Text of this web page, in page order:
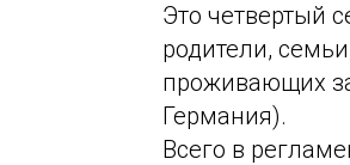
Это четвертый
родители,
проживающих
Германия).
Всего в